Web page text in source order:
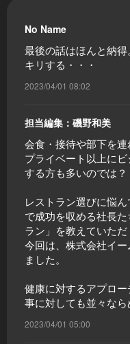
No Name
最後の話はほんと納
キリする・・・
2023/04/01 08:02
担当編集：磯野和美
会食・接待や部下を
プライベート以上に
する方も多いのでは？
レストラン選びに悩
で成功を収める社長
ラン」を教えていただ
今回は、株式会社イ
ました。
健康に対するアプロ
事に対しても並々な
2023/04/01 05:00